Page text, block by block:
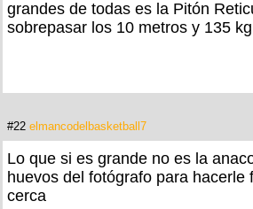
grandes de todas es la Pitón
sobrepasar los 10 metros y 135
#22 elmancodelbasketball7
Lo que si es grande no es la
huevos del fotógrafo para hacerle
cerca